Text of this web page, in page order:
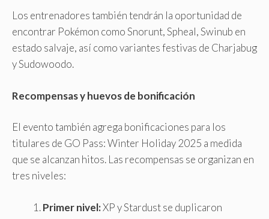
Los entrenadores también tendrán la oportunidad de
encontrar Pokémon como Snorunt, Spheal, Swinub en
estado salvaje, así como variantes festivas de Charjabug
y Sudowoodo.
Recompensas y huevos de bonificación
El evento también agrega bonificaciones para los
titulares de GO Pass: Winter Holiday 2025 a medida
que se alcanzan hitos. Las recompensas se organizan en
tres niveles:
Primer nivel:XP y Stardust se duplicaron